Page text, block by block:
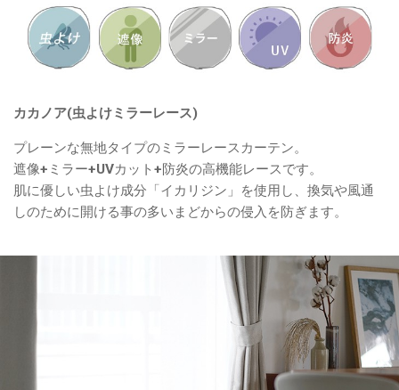
カカノア(虫よけミラーレース)
プレーンな無地タイプのミラーレースカーテン。
遮像+ミラー+UVカット+防炎の高機能レースです。
肌に優しい虫よけ成分「イカリジン」を使用し、換気や風通
しのために開ける事の多いまどからの侵入を防ぎます。